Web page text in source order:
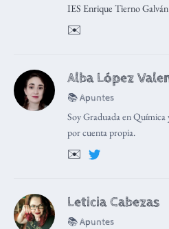
IES Enrique Tierno Galván
✉️
Alba López
📚 Apuntes
Soy Graduada en
por cuenta propia.
✉️
Leticia Cabezas
📚 Apuntes